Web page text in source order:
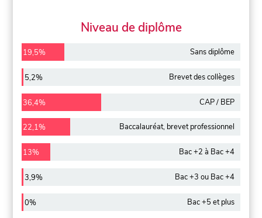
Niveau de diplôme
19,5% Sans diplôme
5,2% Brevet des collèges
36,4% CAP / BEP
22,1% Baccalauréat, brevet professionnel
13% Bac +2 à Bac +4
3,9% Bac +3 ou Bac +4
0% Bac +5 et plus